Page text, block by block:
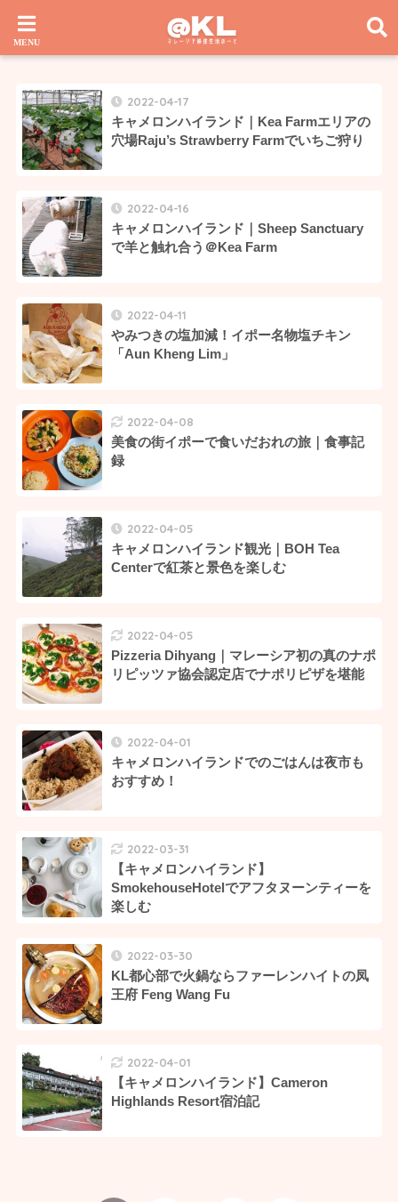
2022-04-17
キャメロンハイランド｜Kea Farmエリアの
穴場Raju’s Strawberry Farmでいちご狩り
2022-04-16
キャメロンハイランド｜Sheep Sanctuary
で羊と触れ合う＠Kea Farm
2022-04-11
やみつきの塩加減！イポー名物塩チキン
「Aun Kheng Lim」
2022-04-08
美食の街イポーで食いだおれの旅｜食事記
録
2022-04-05
キャメロンハイランド観光｜BOH Tea
Centerで紅茶と景色を楽しむ⁡⁡
2022-04-05
Pizzeria Dihyang｜マレーシア初の真のナポ
リピッツァ協会認定店でナポリピザを堪能
2022-04-01
キャメロンハイランドでのごはんは夜市も
おすすめ！⁡⁡
2022-03-31
【キャメロンハイランド】
SmokehouseHotelでアフタヌーンティーを
楽しむ
2022-03-30
KL都心部で火鍋ならファーレンハイトの凤
王府 Feng Wang Fu
2022-04-01
【キャメロンハイランド】Cameron
Highlands Resort宿泊記